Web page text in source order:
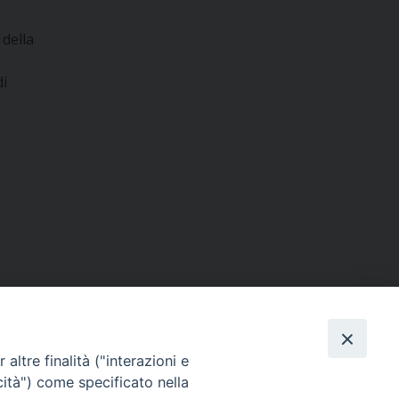
altre finalità ("interazioni e
come specificato nella